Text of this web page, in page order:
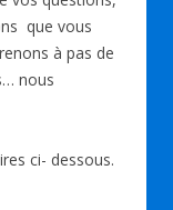
que vous
à pas de
nous
ci- dessous.